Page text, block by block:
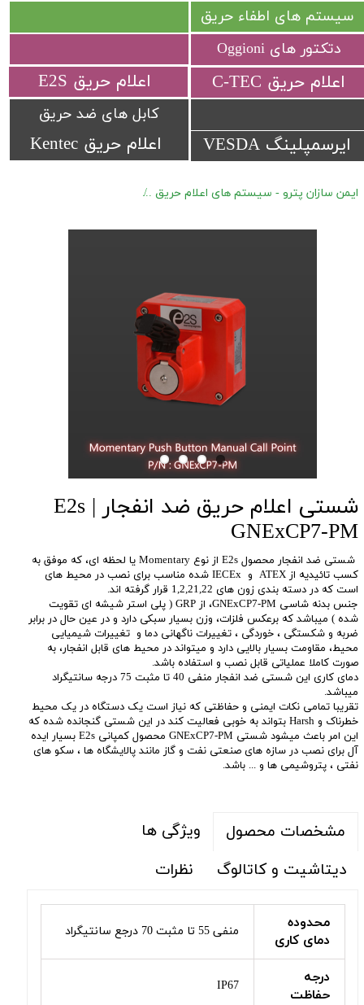
اعلام حریق Kentec
​اعلام حریق C-TEC​​​​​​​ ​اعلام حریق E2S
ایرسمپلینگ VESDA
سیستم های اطفاء حریق
کابل های ضد حریق
دتکتور های Oggioni
ایمن سازان پترو - سیستم های اعلام حریق
شستی اعلام حریق ضد انفجار E2s |
GNExCP7-PM
شستی ضد انفجار محصول E2s از نوع Momentary یا لحظه ای، که موفق به
کسب تائیدیه از ATEX و IECEx شده مناسب برای نصب در محیط های
است که در دسته بندی زون های 1,2,21,22 قرار گرفته اند.
جنس بدنه شاسی GNExCP7-PM، از GRP ( پلی استر شیشه ای تقویت
شده ) میباشد که برعکس فلزات، وزن بسیار سبکی دارد و در عین حال در برابر
ضربه و شکستگی ، خوردگی ، تغییرات ناگهانی دما و تغییرات شیمیایی
محیط، مقاومت بسیار بالایی دارد و میتواند در محیط های قابل انفجار، به
صورت کاملا عملیاتی قابل نصب و استفاده باشد.
دمای کاری این شستی ضد انفجار منفی 40 تا مثبت 75 درجه سانتیگراد
میباشد.
تقریبا تمامی نکات ایمنی و حفاظتی که نیاز است یک دستگاه در یک محیط
خطرناک و Harsh بتواند به خوبی فعالیت کند در این شستی گنجانده شده که
این امر باعث میشود شستی GNExCP7-PM محصول کمپانی E2s بسیار ایده
آل برای نصب در سازه های صنعتی نفت و گاز مانند پالایشگاه ها ، سکو های
نفتی ، پتروشیمی ها و ... باشد.
مشخصات محصول
ویژگی ها
دیتاشیت و کاتالوگ
نظرات
محدوده
دمای کاری
منفی 55 تا مثبت 70 درجع سانتیگراد
درجه
حفاظت
IP67